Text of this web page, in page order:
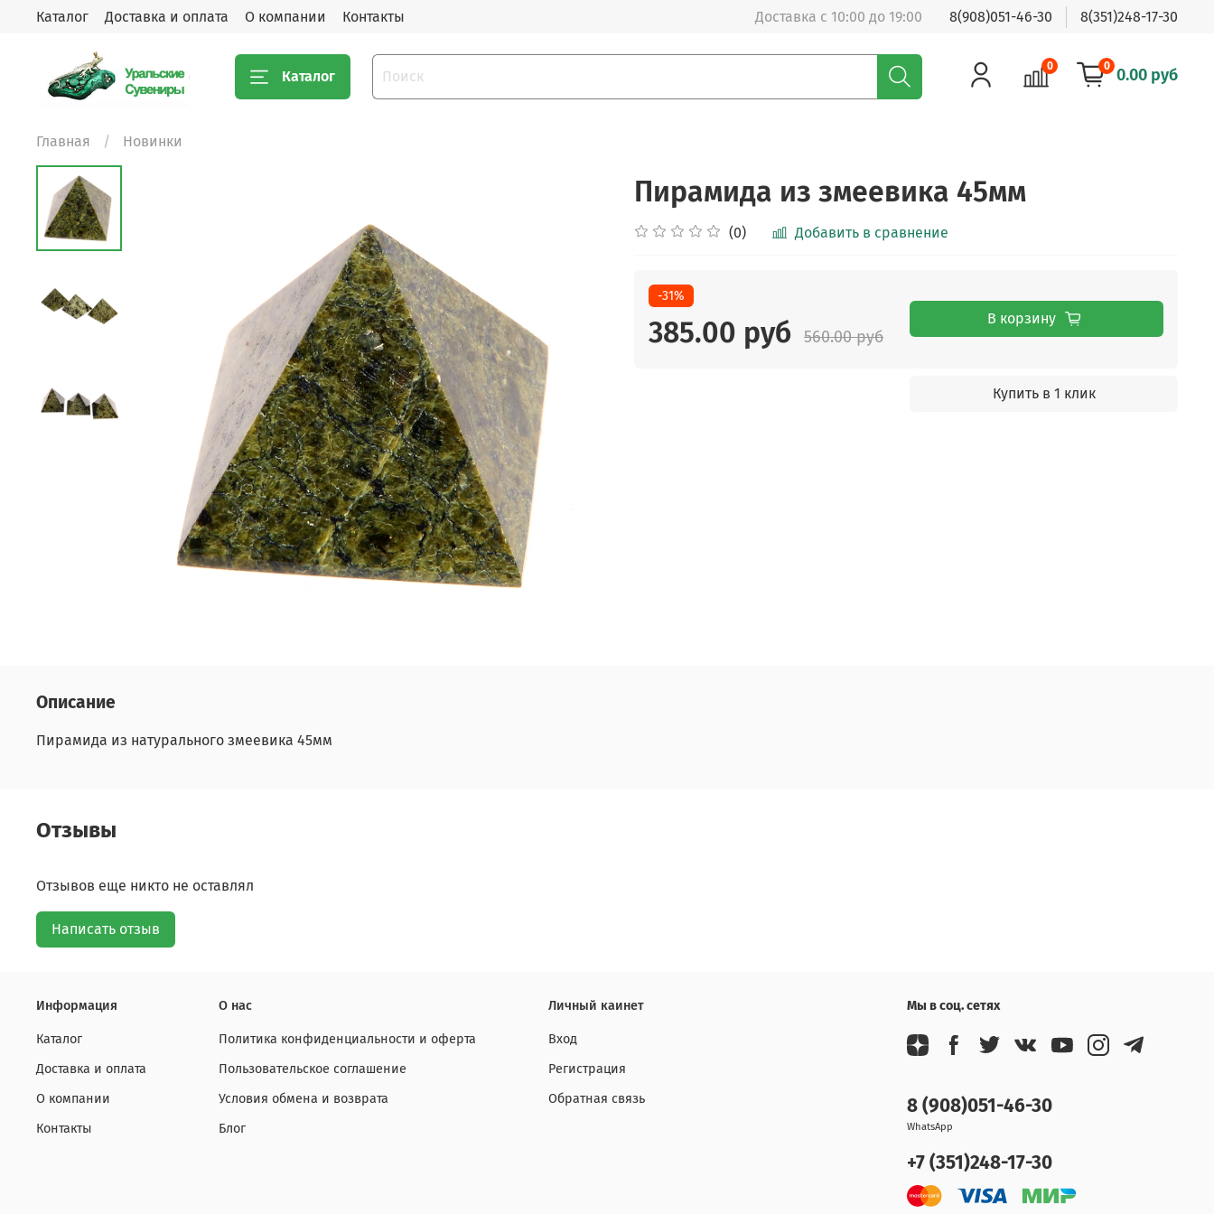
Каталог Доставка и оплата О компании Контакты Доставка с 10:00 до 19:00 8(908)051-46-30 8(351)248-17-30
Каталог
0 0 0.00 руб
Главная Новинки
Пирамида из змеевика 45мм
(0) Добавить в сравнение
-31%
385.00 руб 560.00 руб
В корзину
Купить в 1 клик
Описание
Пирамида из натурального змеевика 45мм
Отзывы
Отзывов еще никто не оставлял
Написать отзыв
Информация
Каталог
Доставка и оплата
О компании
Контакты
О нас
Политика конфиденциальности и оферта
Пользовательское соглашение
Условия обмена и возврата
Блог
Личный каинет
Вход
Регистрация
Обратная связь
Мы в соц. сетях
8 (908)051-46-30
WhatsApp
+7 (351)248-17-30